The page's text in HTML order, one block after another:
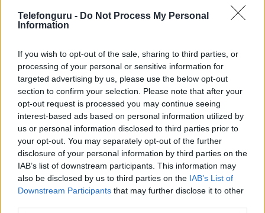
Telefonguru - Do Not Process My Personal
Information
If you wish to opt-out of the sale, sharing to third parties, or
processing of your personal or sensitive information for
targeted advertising by us, please use the below opt-out
section to confirm your selection. Please note that after your
opt-out request is processed you may continue seeing
interest-based ads based on personal information utilized by
us or personal information disclosed to third parties prior to
your opt-out. You may separately opt-out of the further
disclosure of your personal information by third parties on the
IAB’s list of downstream participants. This information may
also be disclosed by us to third parties on the IAB’s List of
Downstream Participants that may further disclose it to other
Nyugati GSM
195.000 Ft (új)
Apple iPhone Air
Euro Gsm